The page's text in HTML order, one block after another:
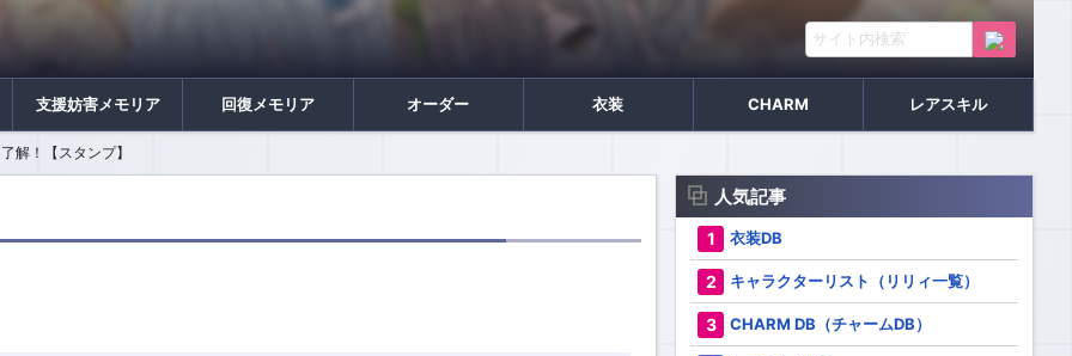
支援妨害メモリア 回復メモリア オーダー 衣装 CHARM レアスキル
了解！【スタンプ】
人気記事
衣装DB
キャラクターリスト（リリィ一覧）
CHARM DB（チャームDB）